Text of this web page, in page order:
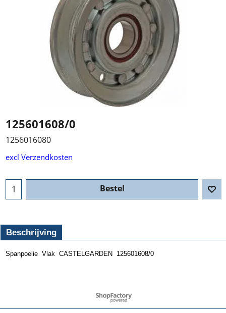
125601608/0
1256016080
excl Verzendkosten
Bestel
Beschrijving
Spanpoelie Vlak CASTELGARDEN 125601608/0
Webwinkel gemaakt met ShopFactory webwinkel software.